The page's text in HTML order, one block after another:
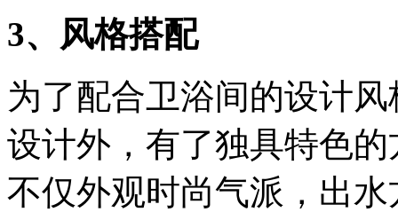
3、风格搭配
为了配合卫浴间的设计
设计外，有了独具特色
不仅外观时尚气派，出